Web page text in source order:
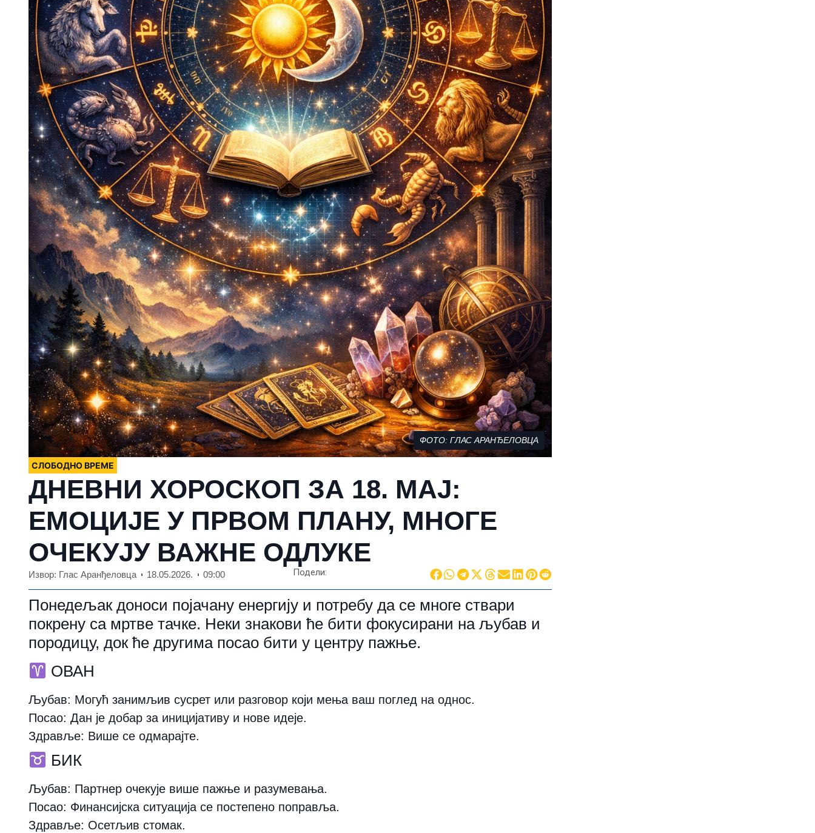
ФОТО: ГЛАС АРАНЂЕЛОВЦА
СЛОБОДНО ВРЕМЕ
ДНЕВНИ ХОРОСКОП ЗА 18. МАЈ:
ЕМОЦИЈЕ У ПРВОМ ПЛАНУ, МНОГЕ
ОЧЕКУЈУ ВАЖНЕ ОДЛУКЕ
Извор: Глас Аранђеловца 18.05.2026. 09:00 Подели:
Понедељак доноси појачану енергију и потребу да се многе ствари
покрену са мртве тачке. Неки знакови ће бити фокусирани на љубав и
породицу, док ће другима посао бити у центру пажње.
ОВАН
Љубав: Могућ занимљив сусрет или разговор који мења ваш поглед на однос.
Посао: Дан је добар за иницијативу и нове идеје.
Здравље: Више се одмарајте.
БИК
Љубав: Партнер очекује више пажње и разумевања.
Посао: Финансијска ситуација се постепено поправља.
Здравље: Осетљив стомак.